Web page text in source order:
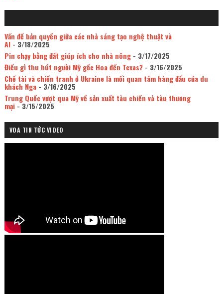
Vấn đề bản quyền giữa các nhà sáng tạo nghệ thuật và
AI- 3/18/2025
Pin chạy bằng đất giúp ích cho nhà nông- 3/17/2025
Điều gì thu hút người Mỹ gốc Hoa đến Texas?- 3/16/2025
Chế tài và chiến tranh ở Ukraine là mối quan tâm hàng đầu của du
khách Nga- 3/16/2025
Trung Quốc vượt qua Mỹ về sản xuất tàu chiến và tàu thương
mại- 3/15/2025
VOA TIN TỨC VIDEO